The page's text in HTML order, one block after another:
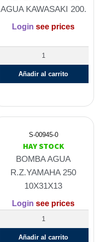
AGUA KAWASAKI 200.
Login see prices
Añadir al carrito
S-00945-0
HAY STOCK
BOMBA AGUA
R.Z.YAMAHA 250
10X31X13
Login see prices
Añadir al carrito